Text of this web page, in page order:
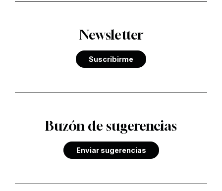
Newsletter
Suscribirme
Buzón de sugerencias
Enviar sugerencias